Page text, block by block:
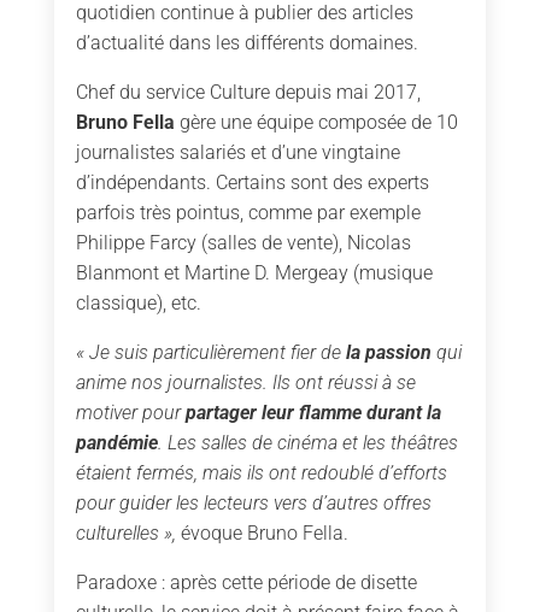
quotidien continue à publier des articles
d’actualité dans les différents domaines.
Chef du service Culture depuis mai 2017,
Bruno Fella gère une équipe composée de 10
journalistes salariés et d’une vingtaine
d’indépendants. Certains sont des experts
parfois très pointus, comme par exemple
Philippe Farcy (salles de vente), Nicolas
Blanmont et Martine D. Mergeay (musique
classique), etc.
« Je suis particulièrement fier de la passion qui
anime nos journalistes. Ils ont réussi à se
motiver pourpartager leur flamme durant la
pandémie. Les salles de cinéma et les théâtres
étaient fermés, mais ils ont redoublé d’efforts
pour guider les lecteurs vers d’autres offres
culturelles », évoque Bruno Fella.
Paradoxe : après cette période de disette